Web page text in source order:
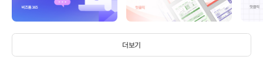
더보기